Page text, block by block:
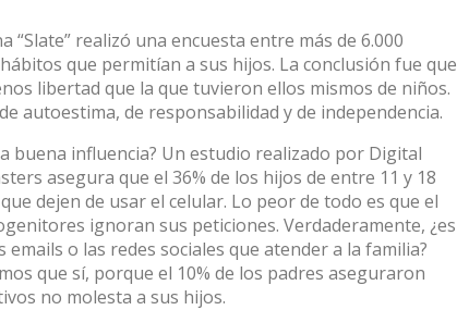
“Slate” realizó una encuesta entre más de 6.000
que permitían a sus hijos. La conclusión fue que
libertad que la que tuvieron ellos mismos de niños.
autoestima, de responsabilidad y de independencia.
buena influencia? Un estudio realizado por Digital
asegura que el 36% de los hijos de entre 11 y 18
dejen de usar el celular. Lo peor de todo es que el
ignoran sus peticiones. Verdaderamente, ¿es
o las redes sociales que atender a la familia?
que sí, porque el 10% de los padres aseguraron
no molesta a sus hijos.